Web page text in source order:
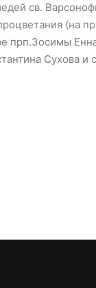
св.
(на
прп.Зосимы
Сухова